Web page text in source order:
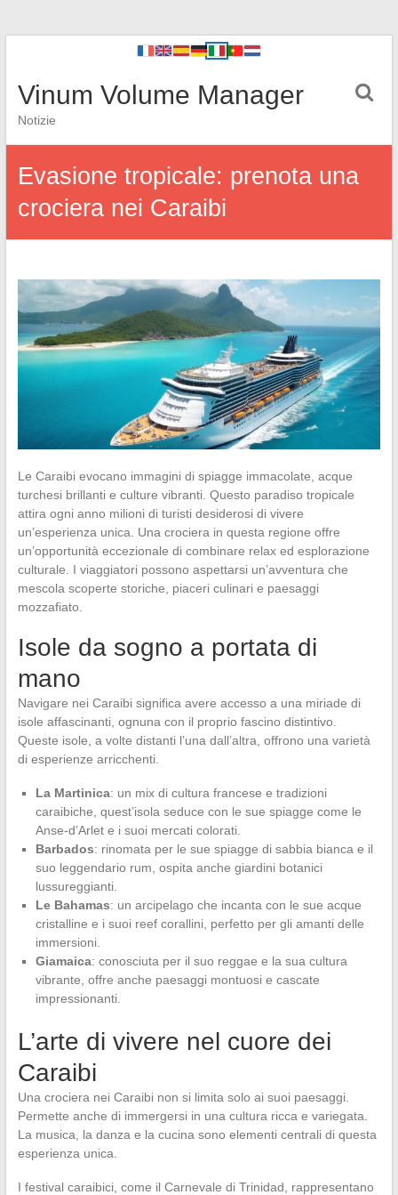
Vinum Volume Manager
Notizie
Evasione tropicale: prenota una
crociera nei Caraibi
Le Caraibi evocano immagini di spiagge immacolate, acque
turchesi brillanti e culture vibranti. Questo paradiso tropicale
attira ogni anno milioni di turisti desiderosi di vivere
un’esperienza unica. Una crociera in questa regione offre
un’opportunità eccezionale di combinare relax ed esplorazione
culturale. I viaggiatori possono aspettarsi un’avventura che
mescola scoperte storiche, piaceri culinari e paesaggi
mozzafiato.
Isole da sogno a portata di
mano
Navigare nei Caraibi significa avere accesso a una miriade di
isole affascinanti, ognuna con il proprio fascino distintivo.
Queste isole, a volte distanti l’una dall’altra, offrono una varietà
di esperienze arricchenti.
La Martinica: un mix di cultura francese e tradizioni
caraibiche, quest’isola seduce con le sue spiagge come le
Anse-d’Arlet e i suoi mercati colorati.
Barbados: rinomata per le sue spiagge di sabbia bianca e il
suo leggendario rum, ospita anche giardini botanici
lussureggianti.
Le Bahamas: un arcipelago che incanta con le sue acque
cristalline e i suoi reef corallini, perfetto per gli amanti delle
immersioni.
Giamaica: conosciuta per il suo reggae e la sua cultura
vibrante, offre anche paesaggi montuosi e cascate
impressionanti.
L’arte di vivere nel cuore dei
Caraibi
Una crociera nei Caraibi non si limita solo ai suoi paesaggi.
Permette anche di immergersi in una cultura ricca e variegata.
La musica, la danza e la cucina sono elementi centrali di questa
esperienza unica.
I festival caraibici, come il Carnevale di Trinidad, rappresentano